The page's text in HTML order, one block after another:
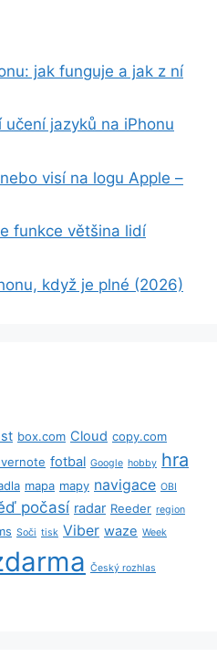
jak funguje a jak z ní
jazyků na iPhonu
visí na logu Apple –
funkce většina lidí
když je plné (2026)
box.com Cloud copy.com
fotbal Google hobby hra
mapa mapy navigace OBI
počasí radar Reeder region
Soči tisk Viber waze Week
Český rozhlas